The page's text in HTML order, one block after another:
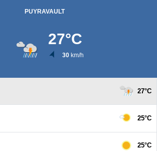
PUYRAVAULT
27°C
30km/h
27°C
25°C
25°C